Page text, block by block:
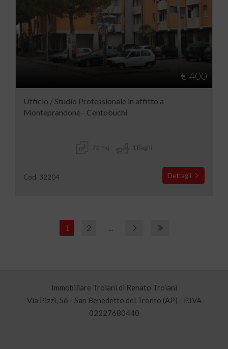
€ 400
Ufficio / Studio Professionale in affitto a
Monteprandone - Centobuchi
72 mq 1 Bagni
Cod. 32204 Dettagli
1 2 ...
Immobiliare Troiani di Renato Troiani
Via Pizzi, 56 - San Benedetto del Tronto (AP) - P.IVA
02227680440